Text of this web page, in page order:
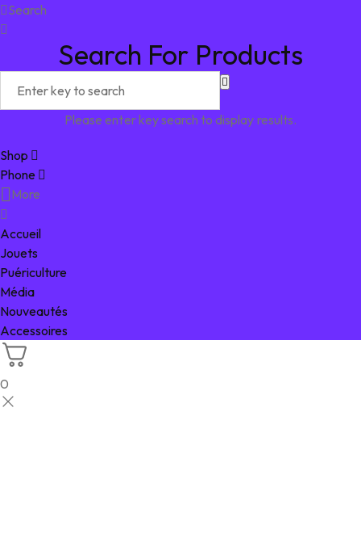
Search
Search For Products
Please enter key search to display results.
Shop
Phone
More
Accueil
Jouets
Puériculture
Média
Nouveautés
Accessoires
0